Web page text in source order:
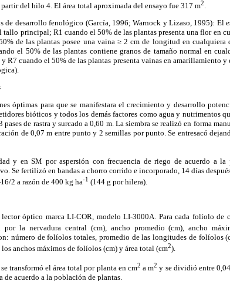
del hilo 4. El área total aproximada del ensayo fue 317 m2
de desarrollo fenológico (García, 1996; Warnock y Lizaso, 1995): El
tallo principal; R1 cuando el 50% de las plantas presenta una flor
de las plantas posee una vaina ≥ 2 cm de longitud en
el 50% de las plantas contiene granos de tamaño normal en
R7 cuando el 50% de las plantas presenta vainas en amarillamiento
óptimas para que se manifestara el crecimiento y desarrollo
bióticos y todos los demás factores como agua y nutrimentos
pases de rastra y surcado a 0,60 m. La siembra se realizó en forma
de 0,07 m entre punto y 2 semillas por punto. Se entresacó
y en SM por aspersión con frecuencia de riego de acuerdo a
Se fertilizó en bandas a chorro corrido e incorporado, 14 días
2 a razón de 400 kg ha-1 (144 g por hilera).
óptico marca LI-COR, modelo LI-3000A. Para cada folíolo de
por la nervadura central (cm), ancho promedio (cm), ancho
número de folíolos totales, promedio de las longitudes de folíolos
anchos máximos de folíolos (cm) y área total (cm2).
se transformó el área total por planta en cm2 a m2 y se dividió entre
de acuerdo a la población de plantas.